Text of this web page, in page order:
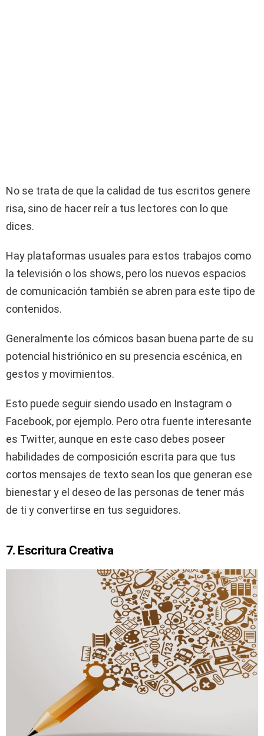
No se trata de que la calidad de tus escritos genere
risa, sino de hacer reír a tus lectores con lo que
dices.
Hay plataformas usuales para estos trabajos como
la televisión o los shows, pero los nuevos espacios
de comunicación también se abren para este tipo de
contenidos.
Generalmente los cómicos basan buena parte de su
potencial histriónico en su presencia escénica, en
gestos y movimientos.
Esto puede seguir siendo usado en Instagram o
Facebook, por ejemplo. Pero otra fuente interesante
es Twitter, aunque en este caso debes poseer
habilidades de composición escrita para que tus
cortos mensajes de texto sean los que generan ese
bienestar y el deseo de las personas de tener más
de ti y convertirse en tus seguidores.
7. Escritura Creativa